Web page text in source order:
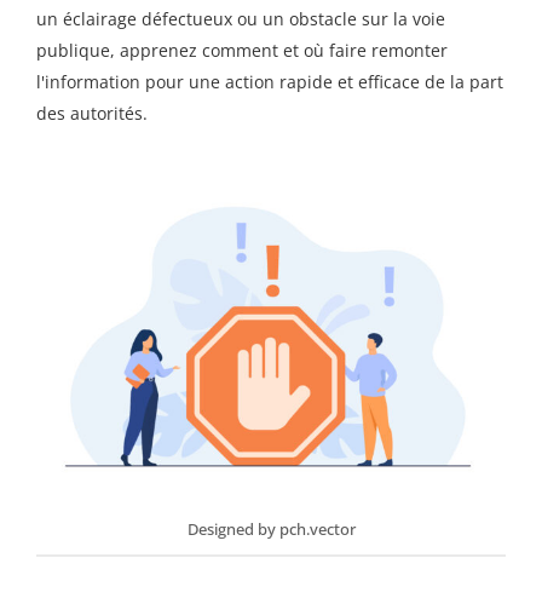
Designed by pch.vector
un éclairage défectueux ou un obstacle sur la voie
publique, apprenez comment et où faire remonter
l'information pour une action rapide et efficace de la part
des autorités.